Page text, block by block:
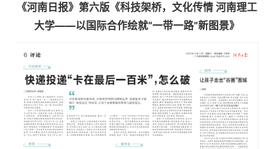
《河南日报》第六版《科技架桥，文化传情 河南理工
大学——以国际合作绘就“一带一路”新图景》